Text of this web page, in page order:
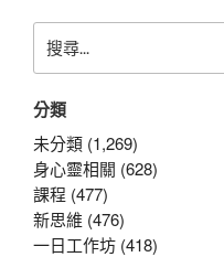
尋
鍵
字:
分類
未分類 (1,269)
身心靈相關 (628)
課程 (477)
新思維 (476)
一日工作坊 (418)